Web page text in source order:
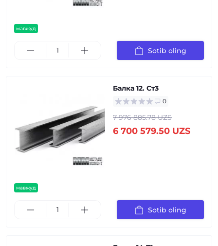
мавжуд
Sotib oling
мавжуд
Балка 12. Ст3
0
7 976 885.78 UZS
6 700 579.50 UZS
Sotib oling